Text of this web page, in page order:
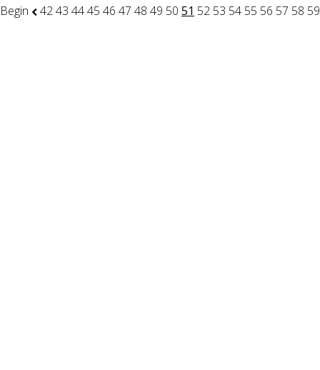
Begin 4243 4445 46 47 48 49 50 51 52 53 54 55 56 57 58 59